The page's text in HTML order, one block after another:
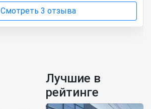
Смотреть 3 отзыва
Лучшие в
рейтинге